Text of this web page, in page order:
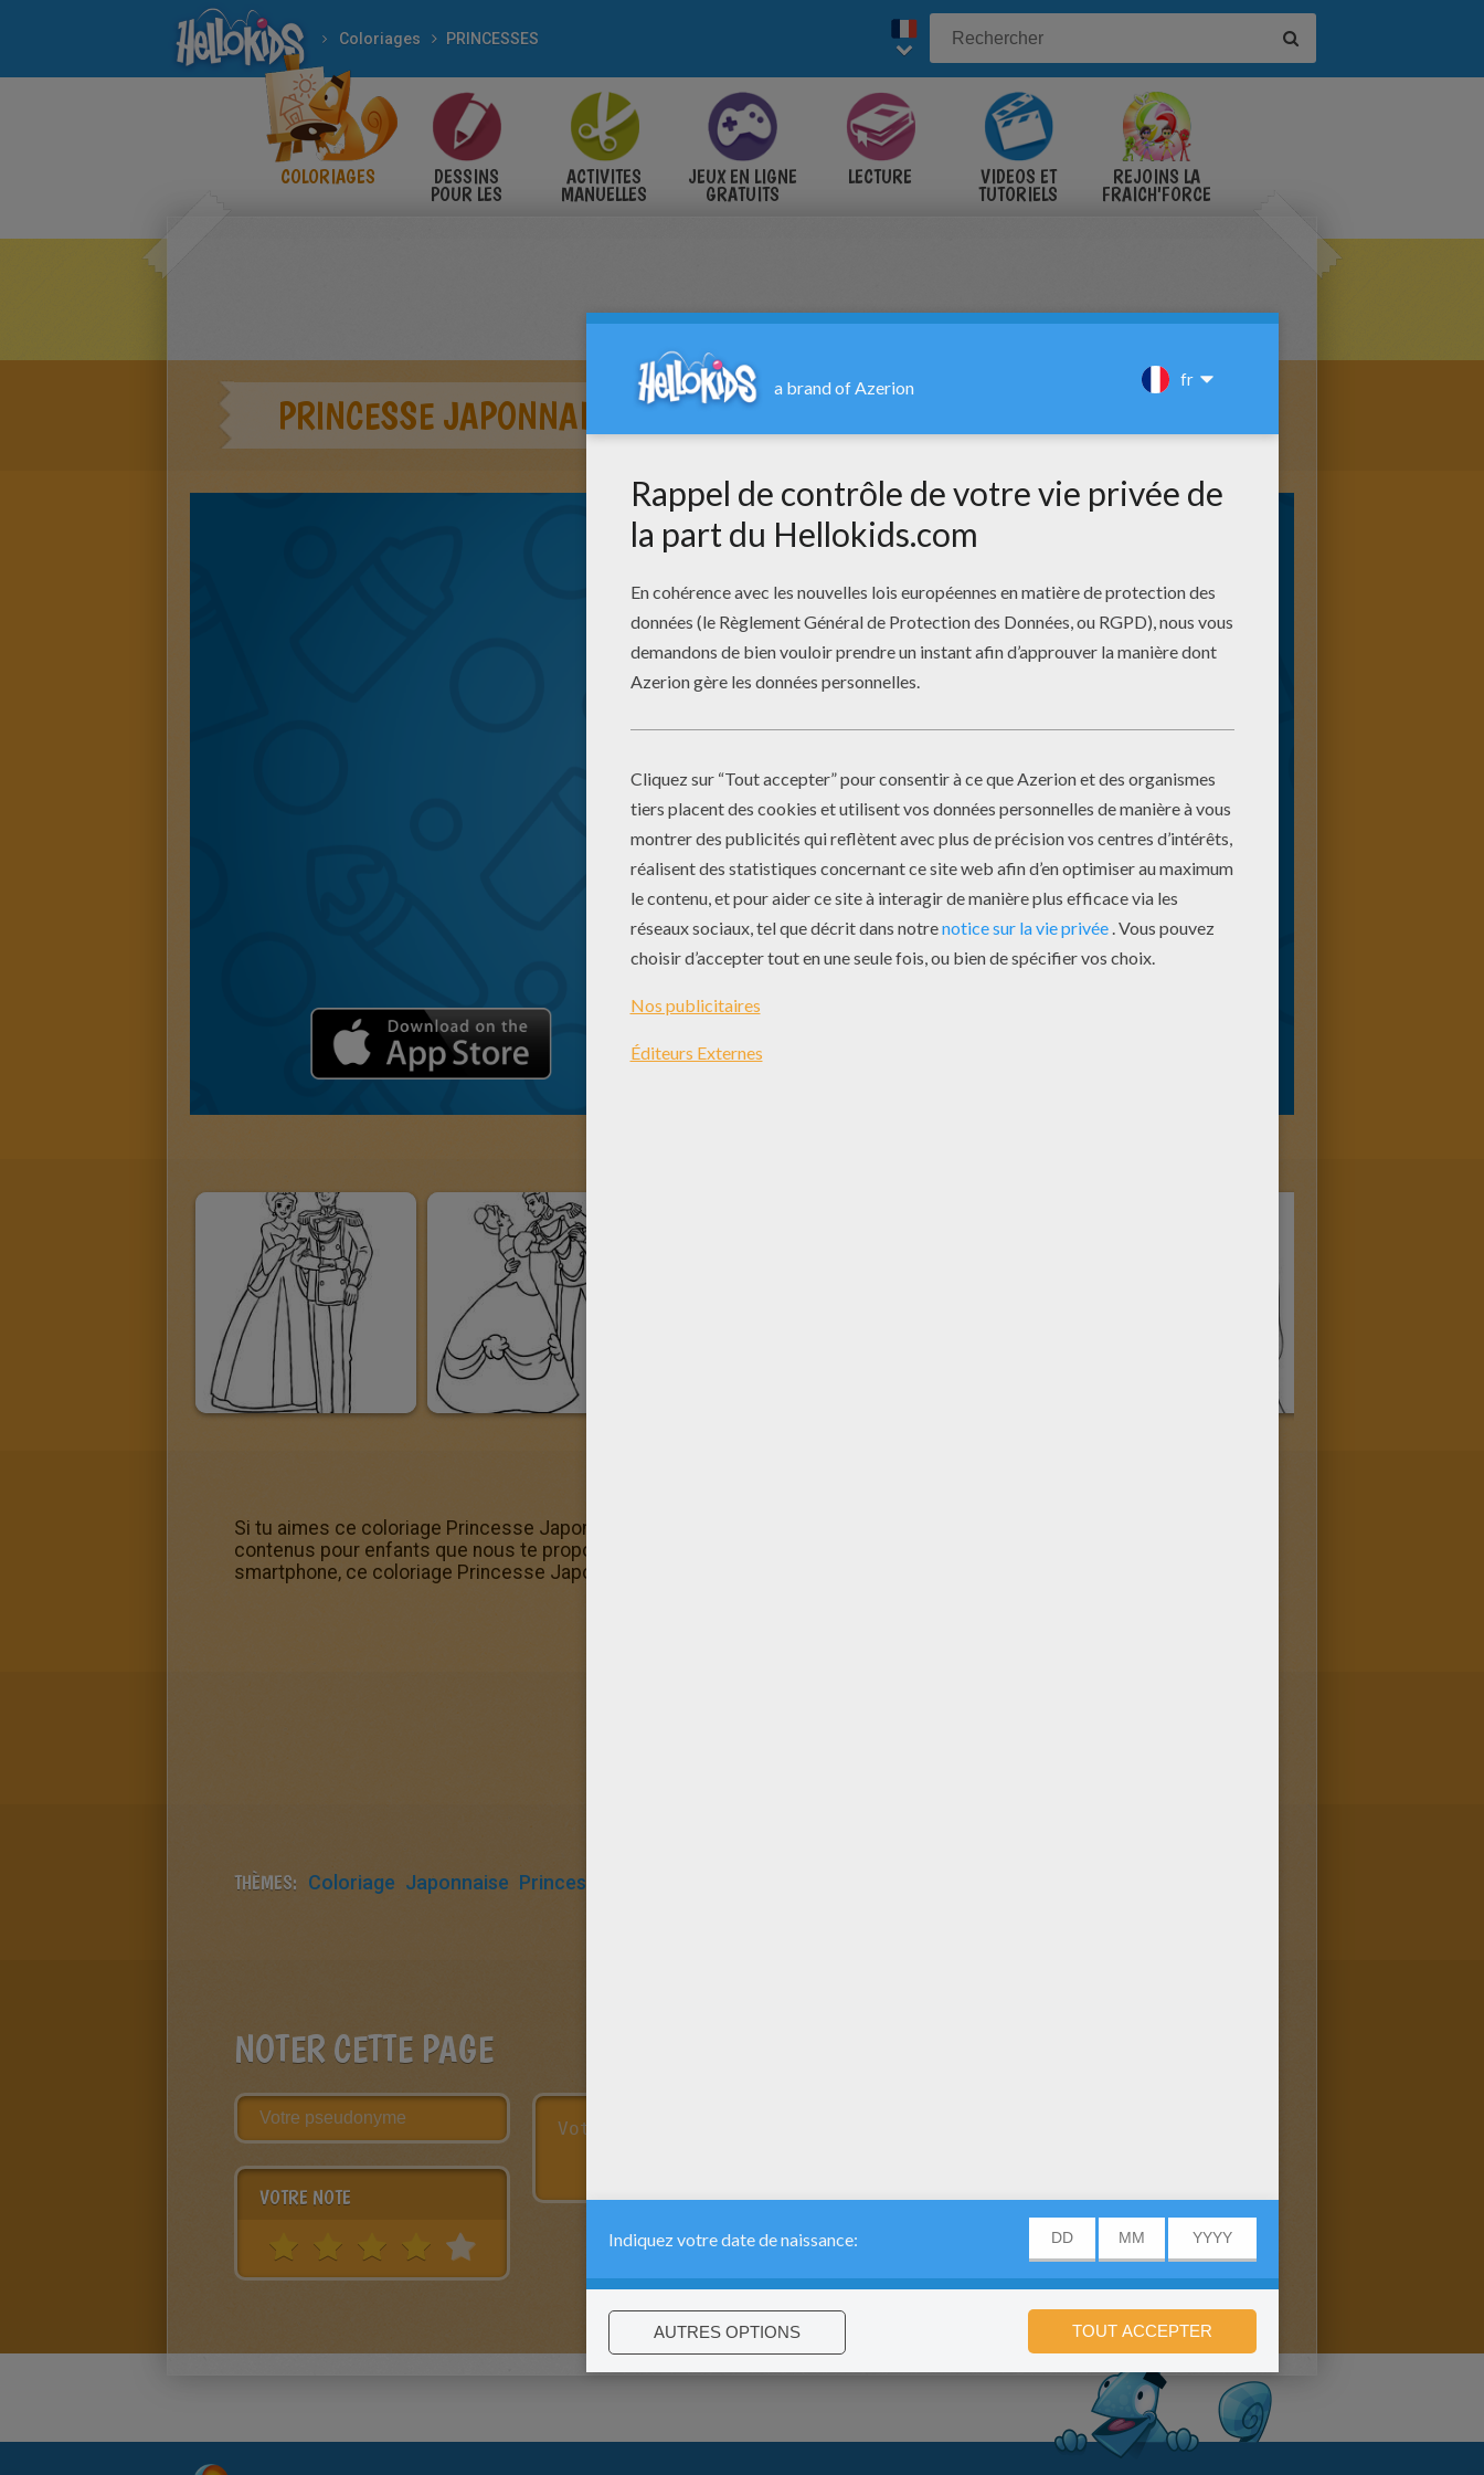
Coloriages PRINCESSES
COLORIAGES DESSINS
POUR LES
ACTIVITES
MANUELLES
JEUX EN LIGNE
GRATUITS
LECTURE VIDÉOS ET
TUTORIELS
REJOINS LA
FRAICH'FORCE
PRINCESSE JAPONNAISE
Si tu aimes ce coloriage Princesse Japonnaise, propose à tes amis de découvrir Hellokids ainsi que tous les
contenus pour enfants que nous te proposons. Si tu préfères colorier en ligne sur ton ordinateur, ta tablette ou ton
smartphone, ce coloriage Princesse Japonnaise est également disponible dans la Machine à colorier!
THÈMES: Coloriage Japonnaise Princesse
NOTER CETTE PAGE
VOTRE NOTE